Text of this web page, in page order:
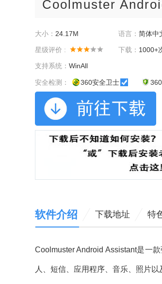
Coolmuster
大小： 24.17M 语言： 简体中
星级评价 : 下载： 1000+
支持系统： WinAll
安全检测： 360安全卫士
软件介绍 下载地址 特
Coolmuster Android Assistant是一
人、短信、应用程序、音乐、照片